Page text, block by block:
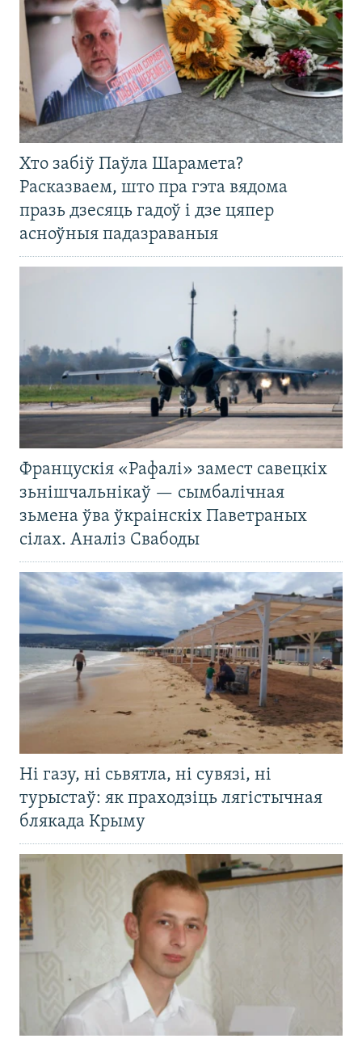
Хто забіў Паўла Шарамета?
Расказваем, што пра гэта вядома
празь дзесяць гадоў і дзе цяпер
асноўныя падазраваныя
Францускія «Рафалі» замест савецкіх
зьнішчальнікаў — сымбалічная
зьмена ўва ўкраінскіх Паветраных
сілах. Аналіз Свабоды
Ні газу, ні сьвятла, ні сувязі, ні
турыстаў: як праходзіць лягістычная
блякада Крыму